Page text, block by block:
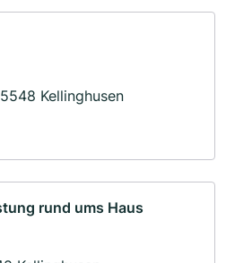
Kellinghusen
rund ums Haus